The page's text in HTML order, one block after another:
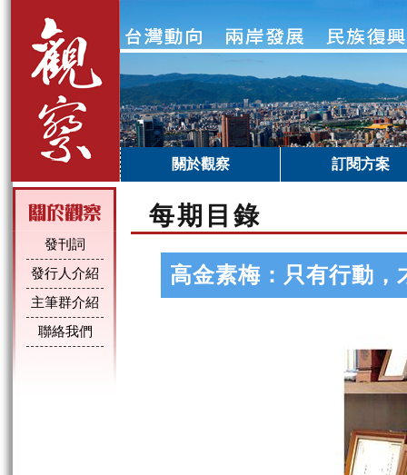
關於觀察 訂閱方案
發刊詞
發行人介紹
主筆群介紹
聯絡我們
每期目錄
高金素梅：只有行動，